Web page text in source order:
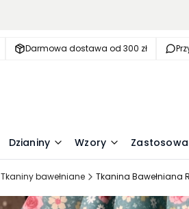
Darmowa dostawa od 300 zł
Dzianiny Wzory
Tkaniny bawełniane Tkanina Bawełniana